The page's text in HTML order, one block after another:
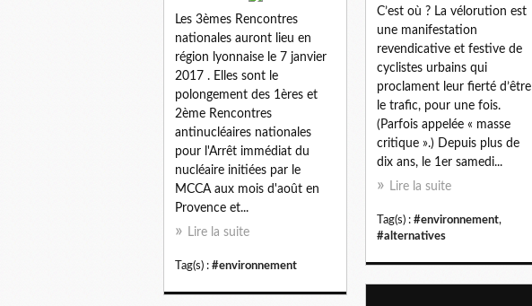
C’est où ? La vélorution est
une manifestation
revendicative et festive de
cyclistes urbains qui
proclament leur fierté d’être
le trafic, pour une fois.
(Parfois appelée « masse
critique ».) Depuis plus de
dix ans, le 1er samedi...
Lire la suite
Tag(s) : #environnement,
#alternatives
Les 3èmes Rencontres
nationales auront lieu en
région lyonnaise le 7 janvier
2017 . Elles sont le
polongement des 1ères et
2ème Rencontres
antinucléaires nationales
pour l'Arrêt immédiat du
nucléaire initiées par le
MCCA aux mois d'août en
Provence et...
Lire la suite
Tag(s) : #environnement